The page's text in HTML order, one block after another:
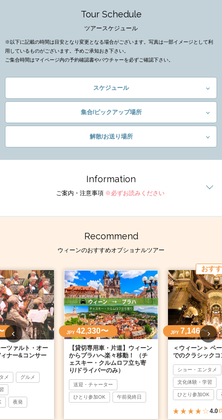
Tour Schedule
ツアースケジュール
※以下に記載の時間は目安となり変更となる場合がございます。写真は一部イメージとして利
用しているものがございます。予めご承知おき下さい。
ご集合時間はマイページ内の予約確認書やバウチャーを必ずご確認下さい。
スケジュール
集合/ピックアップ場所
解散/お送り場所
Information
ご案内・注意事項 ※必ずお読みください
Recommend
ウィーンのおすすめオプショナルツアー
ツァルト・オー
ナー&コンサー
メ グルメ
夜発
JPY 42,330〜
【貸切専用車・片道】ウィーン
からプラハへ楽々移動！ （チ
ェスキー・クルムロフ立ち寄
り/ドライバーのみ）
送迎・チャーター
ひとり参加OK 午前発終日
おす
JPY 7,146〜
＜ウィーン＞ ペ
でのクラシックコ
ショー・エンタメ
文化体験・学習
ひとり参加OK
4.0